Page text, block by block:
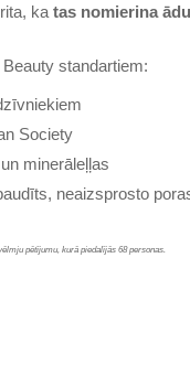
katas nomierina ādu
standartiem:
Society
minerāleļļas
neaizsprosto
pētījumu, kurā piedalījās 68 personas.